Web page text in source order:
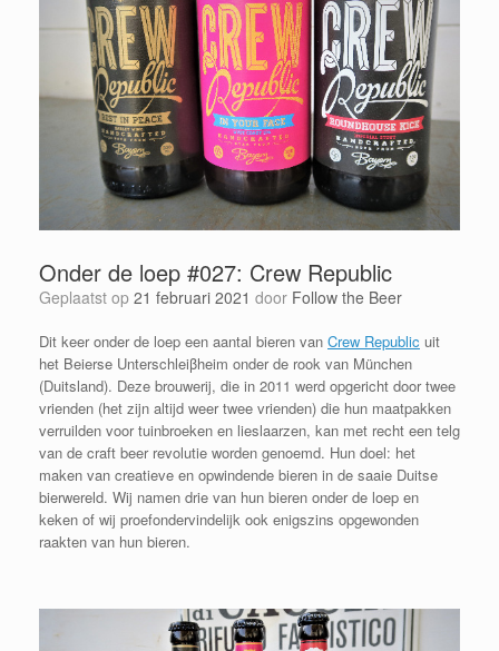
Onder de loep #027: Crew Republic
Geplaatst op 21 februari 2021 door Follow the Beer
Dit keer onder de loep een aantal bieren van Crew Republic uit
het Beierse Unterschleiβheim onder de rook van München
(Duitsland). Deze brouwerij, die in 2011 werd opgericht door twee
vrienden (het zijn altijd weer twee vrienden) die hun maatpakken
verruilden voor tuinbroeken en lieslaarzen, kan met recht een telg
van de craft beer revolutie worden genoemd. Hun doel: het
maken van creatieve en opwindende bieren in de saaie Duitse
bierwereld. Wij namen drie van hun bieren onder de loep en
keken of wij proefondervindelijk ook enigszins opgewonden
raakten van hun bieren.